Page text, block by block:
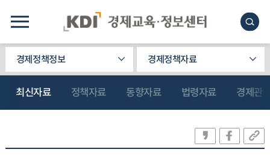
경제정책정보 경제정책자료
최신자료 정책자료 동향자료 법령자료 경제관